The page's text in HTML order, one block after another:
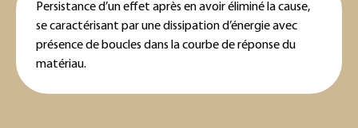
Persistance d’un effet après en avoir éliminé la cause,
se caractérisant par une dissipation d’énergie avec
présence de boucles dans la courbe de réponse du
matériau.